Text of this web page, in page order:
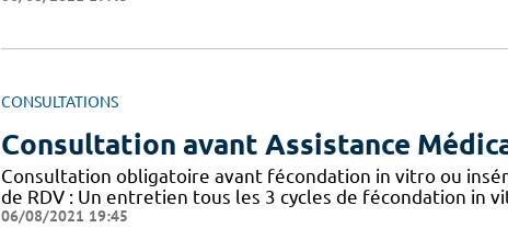
CONSULTATIONS
Consultation avant Assistance
Consultation obligatoire avant fécondation in vitro ou
de RDV : Un entretien tous les 3 cycles de fécondation in
06/08/2021 19:45